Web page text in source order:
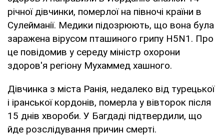
річної дівчинки, померлої на півночі країни в
Сулейманії. Медики підозрюють, що вона була
заражена вірусом пташиного грипу H5N1. Про
це повідомив у середу міністр охорони
здоров'я регіону Мухаммед хашного.
Дівчинка з міста Ранія, недалеко від турецької
і іранської кордонів, померла у вівторок після
15 днів хвороби. У Багдаді підтвердили, що
йде розслідування причин смерті.